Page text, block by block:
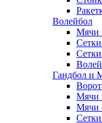
Волейбол
Мячи
Гандбол и
Мячи
Мячи